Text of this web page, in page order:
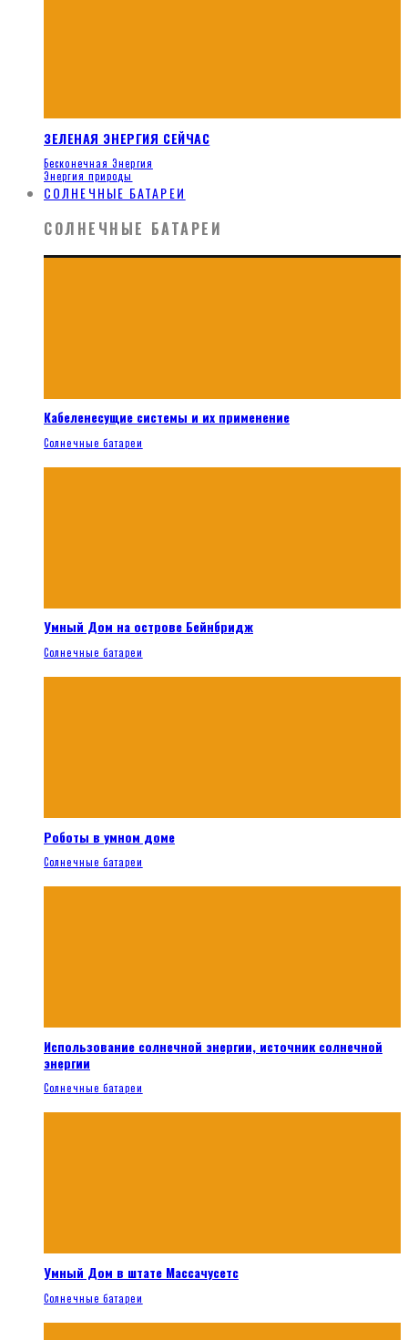
ЗЕЛЕНАЯ ЭНЕРГИЯ СЕЙЧАС
Бесконечная Энергия
Энергия природы
СОЛНЕЧНЫЕ БАТАРЕИ
СОЛНЕЧНЫЕ БАТАРЕИ
Кабеленесущие системы и их применение
Солнечные батареи
Умный Дом на острове Бейнбридж
Солнечные батареи
Роботы в умном доме
Солнечные батареи
Использование солнечной энергии, источник солнечной
энергии
Солнечные батареи
Умный Дом в штате Массачусетс
Солнечные батареи